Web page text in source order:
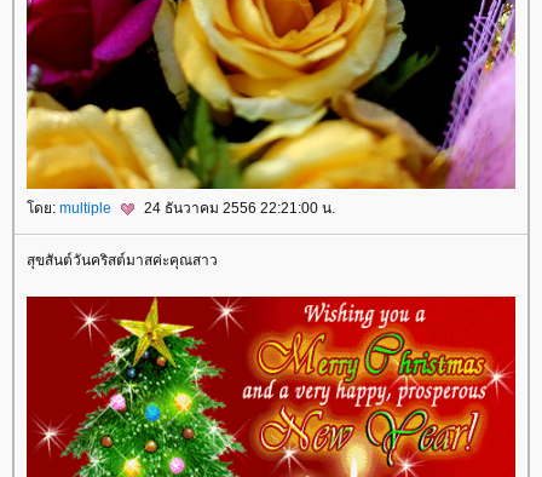
ดย: multiple 24 ธันวาคม 2556 22:21:00 น.
สุขสันต์วันคริสต์มาสค่ะคุณสาว